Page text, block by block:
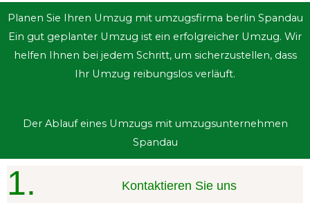
Planen Sie Ihren Umzug mit umzugsfirma berlin Spandau
Ein gut geplanter Umzug ist ein erfolgreicher Umzug. Wir
helfen Ihnen bei jedem Schritt, um sicherzustellen, dass
Ihr Umzug reibungslos verläuft.
Der Ablauf eines Umzugs mit umzugsunternehmen
Spandau
1. Kontaktieren Sie uns